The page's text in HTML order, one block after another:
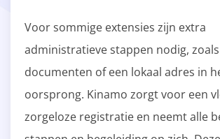
Voor sommige extensies zijn extra
administratieve stappen nodig,
documenten of een lokaal adres in
oorsprong. Kinamo zorgt voor een
zorgeloze registratie en neemt alle